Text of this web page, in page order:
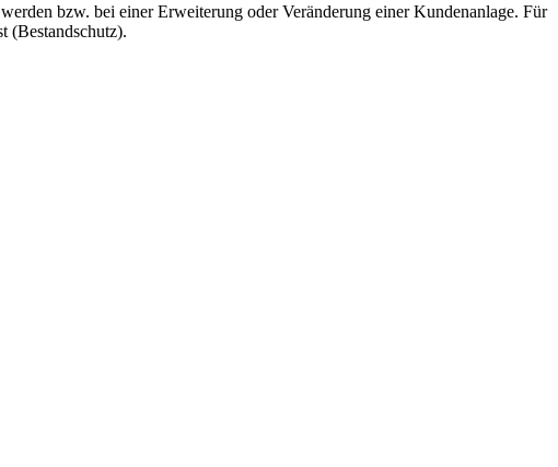
bzw. bei einer Erweiterung oder Veränderung einer Kundenanlage. Für
(Bestandschutz).